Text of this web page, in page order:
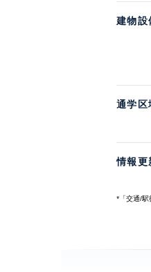
建物設
通学区
情報更
*「交通/駅